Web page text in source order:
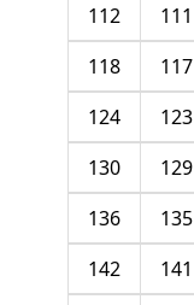
111
112
117
118
123
124
129
130
135
136
141
142